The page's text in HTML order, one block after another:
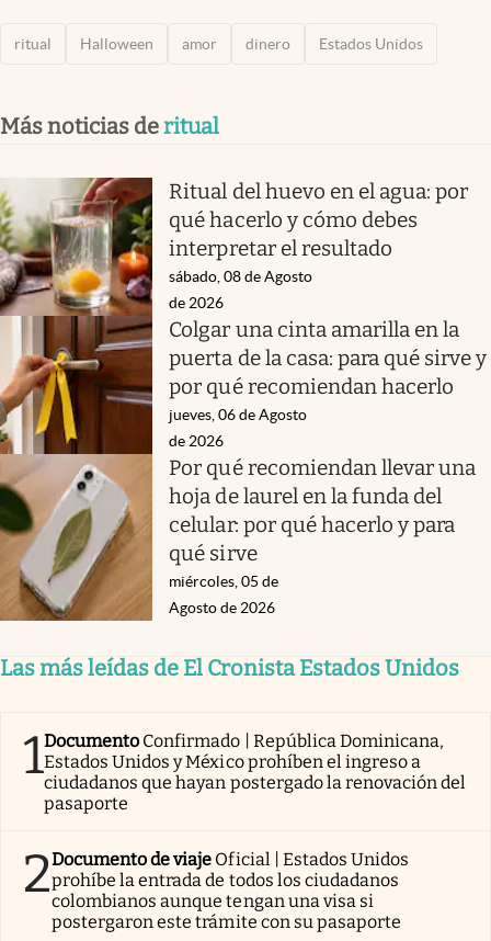
ritual Halloween amor dinero Estados Unidos
Más noticias deritual
Ritual del huevo en el agua: por
qué hacerlo y cómo debes
interpretar el resultado
sábado, 08 de Agosto
de 2026
Colgar una cinta amarilla en la
puerta de la casa: para qué sirve y
por qué recomiendan hacerlo
jueves, 06 de Agosto
de 2026
Por qué recomiendan llevar una
hoja de laurel en la funda del
celular: por qué hacerlo y para
qué sirve
miércoles, 05 de
Agosto de 2026
Las más leídas de El Cronista Estados Unidos
1Documento Confirmado | República Dominicana,
Estados Unidos y México prohíben el ingreso a
ciudadanos que hayan postergado la renovación del
pasaporte
2Documento de viaje Oficial | Estados Unidos
prohíbe la entrada de todos los ciudadanos
colombianos aunque tengan una visa si
postergaron este trámite con su pasaporte